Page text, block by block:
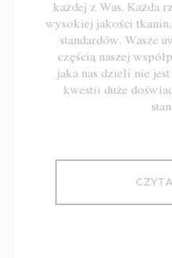
każdej z Was. Każda
wysokiej jakości
standardów. Wasze
częścią naszej
jaka nas dzieli nie
kwestii duże